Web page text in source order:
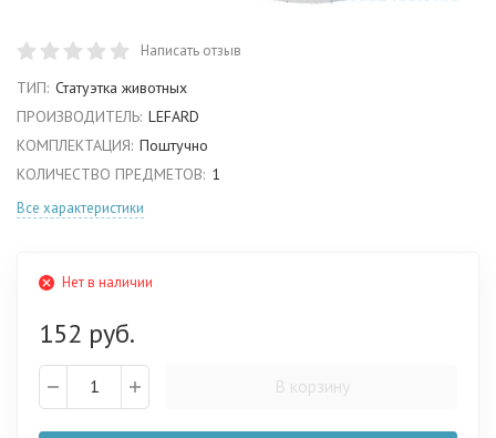
Написать отзыв
ТИП: Статуэтка животных
ПРОИЗВОДИТЕЛЬ: LEFARD
КОМПЛЕКТАЦИЯ: Поштучно
КОЛИЧЕСТВО ПРЕДМЕТОВ: 1
Все характеристики
Нет в наличии
152 руб.
В корзину